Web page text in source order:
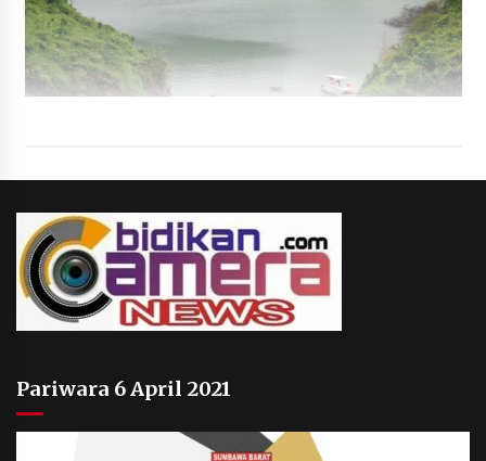
Pariwara 6 April 2021